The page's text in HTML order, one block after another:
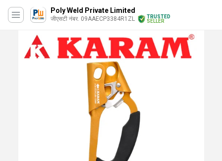
Poly Weld Private Limited
जीएसटी नंबर. 09AAECP3384R1ZL
TRUSTED
SELLER